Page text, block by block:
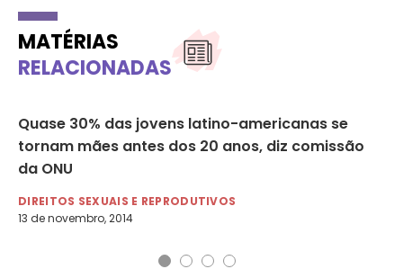
MATÉRIAS
RELACIONADAS
Quase 30% das jovens latino-americanas se
tornam mães antes dos 20 anos, diz comissão
da ONU
DIREITOS SEXUAIS E REPRODUTIVOS
13 de novembro, 2014